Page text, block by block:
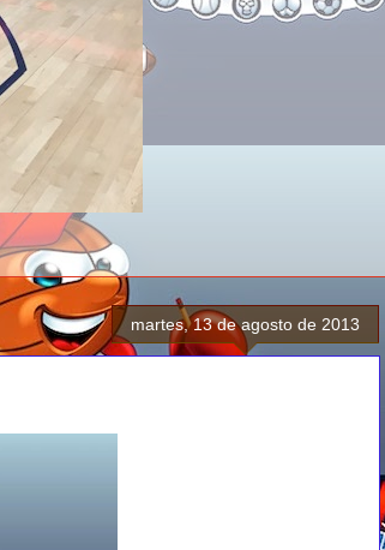
martes, 13 de agosto de 2013